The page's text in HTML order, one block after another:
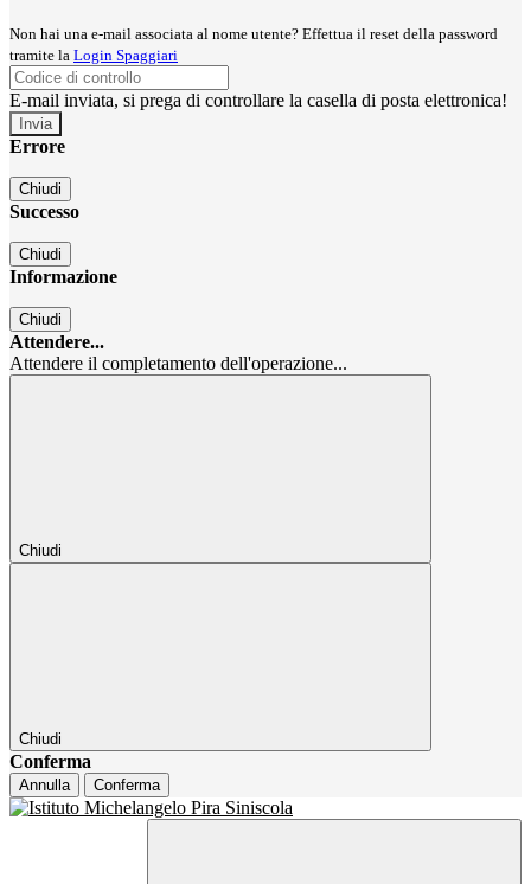
Non hai una e-mail associata al nome utente? Effettua il reset della password
tramite la Login Spaggiari
E-mail inviata, si prega di controllare la casella di posta elettronica!
Errore
Chiudi
Successo
Chiudi
Informazione
Chiudi
Attendere...
Attendere il completamento dell'operazione...
Chiudi
Chiudi
Conferma
Annulla Conferma